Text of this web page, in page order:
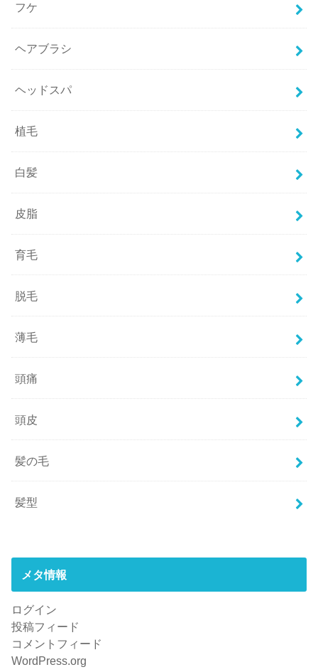
フケ
ヘアブラシ
ヘッドスパ
植毛
白髪
皮脂
育毛
脱毛
薄毛
頭痛
頭皮
髪の毛
髪型
メタ情報
ログイン
投稿フィード
コメントフィード
WordPress.org